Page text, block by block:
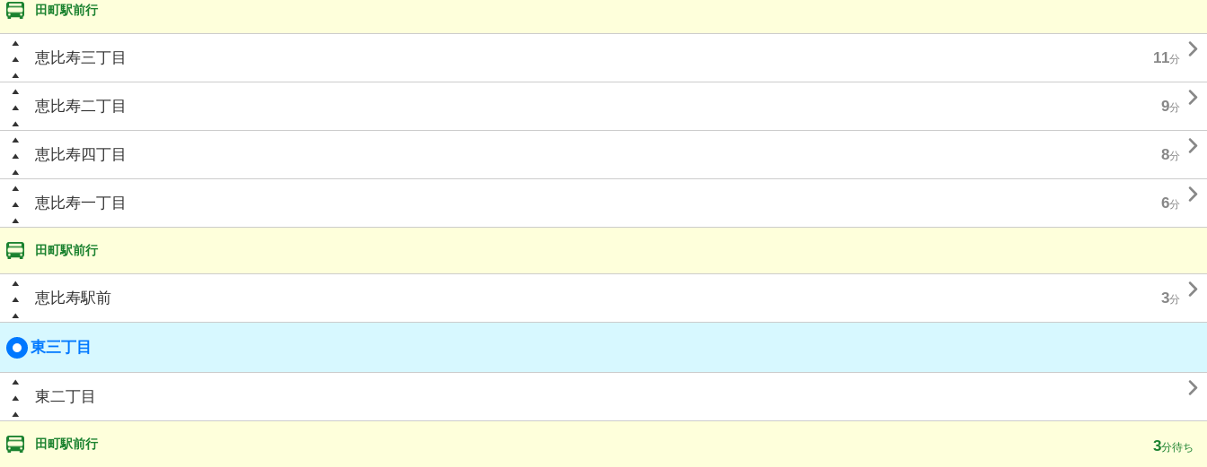
田町駅前行
恵比寿三丁目 11分 
恵比寿二丁目 9分 
恵比寿四丁目 8分 
恵比寿一丁目 6分 
田町駅前行
恵比寿駅前 3分 
東三丁目
東二丁目 
田町駅前行 3分待ち